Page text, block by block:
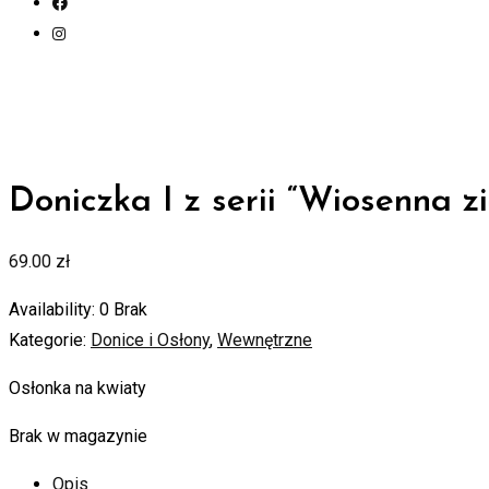
Doniczka I z serii “Wiosenna
69.00 zł
Availability: 0 Brak
Kategorie: Donice i Osłony, Wewnętrzne
Osłonka na kwiaty
Brak w magazynie
Opis